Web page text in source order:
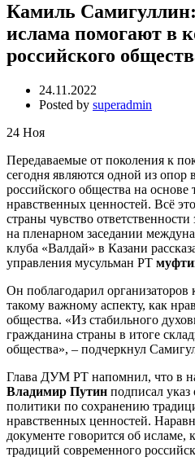
Камиль
ислама помогают в
российского
24.11.2022
Posted by superadmin
24 Ноя
Передаваемые от поколения к
сегодня являются одной из опор
российского общества на
нравственных ценностей. Всё
страны чувство
на пленарном заседании
клуба «Валдай» в Казани
управления мусульман РТ
Он поблагодарил
такому важному аспекту, как
общества. «Из стабильного
гражданина страны в итоге
общества», – подчеркнул
Глава ДУМ РТ напомнил, что в
Владимир Путин подписал указ
политики по сохранению
нравственных ценностей.
документе говорится об исламе,
традиций современного